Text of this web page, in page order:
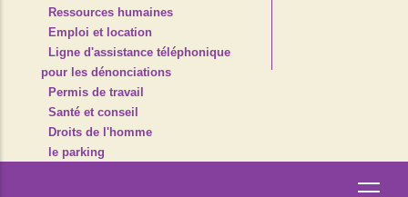
Ressources humaines
Emploi et location
Ligne d'assistance téléphonique
pour les dénonciations
Permis de travail
Santé et conseil
Droits de l'homme
le parking